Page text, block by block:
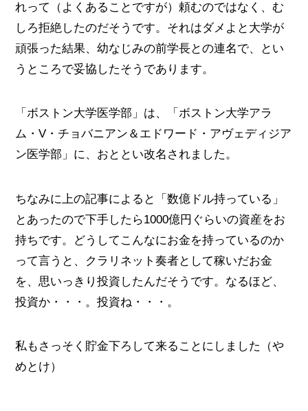
れって（よくあることですが）頼むのではなく、む
しろ拒絶したのだそうです。それはダメよと大学が
頑張った結果、幼なじみの前学長との連名で、とい
うところで妥協したそうであります。
「ボストン大学医学部」は、「ボストン大学アラ
ム・V・チョバニアン＆エドワード・アヴェディジア
ン医学部」に、おととい改名されました。
ちなみに上の記事によると「数億ドル持っている」
とあったので下手したら1000億円ぐらいの資産をお
持ちです。どうしてこんなにお金を持っているのか
って言うと、クラリネット奏者として稼いだお金
を、思いっきり投資したんだそうです。なるほど、
投資か・・・。投資ね・・・。
私もさっそく貯金下ろして来ることにしました（や
めとけ）